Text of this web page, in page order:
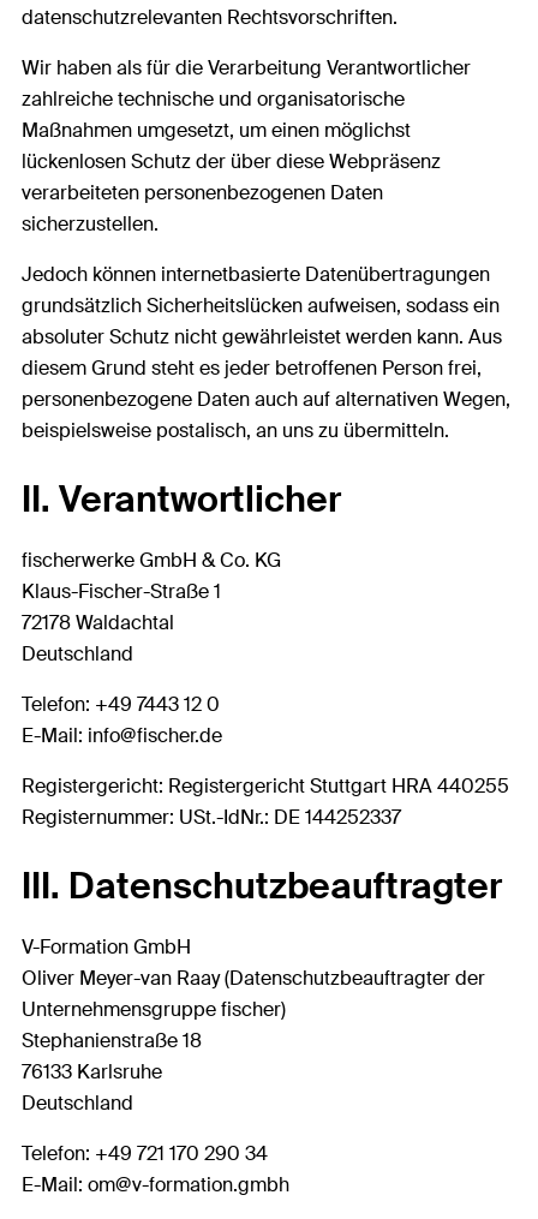
datenschutzrelevanten Rechtsvorschriften.
Wir haben als für die Verarbeitung Verantwortlicher
zahlreiche technische und organisatorische
Maßnahmen umgesetzt, um einen möglichst
lückenlosen Schutz der über diese Webpräsenz
verarbeiteten personenbezogenen Daten
sicherzustellen.
Jedoch können internetbasierte Datenübertragungen
grundsätzlich Sicherheitslücken aufweisen, sodass ein
absoluter Schutz nicht gewährleistet werden kann. Aus
diesem Grund steht es jeder betroffenen Person frei,
personenbezogene Daten auch auf alternativen Wegen,
beispielsweise postalisch, an uns zu übermitteln.
II. Verantwortlicher
fischerwerke GmbH & Co. KG
Klaus-Fischer-Straße 1
72178 Waldachtal
Deutschland
Telefon: +49 7443 12 0
E-Mail: info@fischer.de
Registergericht: Registergericht Stuttgart HRA 440255
Registernummer: USt.-IdNr.: DE 144252337
III. Datenschutzbeauftragter
V-Formation GmbH
Oliver Meyer-van Raay (Datenschutzbeauftragter der
Unternehmensgruppe fischer)
Stephanienstraße 18
76133 Karlsruhe
Deutschland
Telefon: +49 721 170 290 34
E-Mail: om@v-formation.gmbh